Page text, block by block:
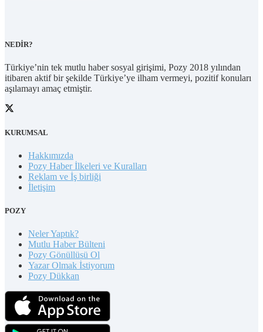
NEDİR?
Türkiye’nin tek mutlu haber sosyal girişimi, Pozy 2018 yılından
itibaren aktif bir şekilde Türkiye’ye ilham vermeyi, pozitif konuları
aşılamayı amaç etmiştir.
KURUMSAL
Hakkımızda
Pozy Haber İlkeleri ve Kuralları
Reklam ve İş birliği
İletişim
POZY
Neler Yaptık?
Mutlu Haber Bülteni
Pozy Gönüllüsü Ol
Yazar Olmak İstiyorum
Pozy Dükkan